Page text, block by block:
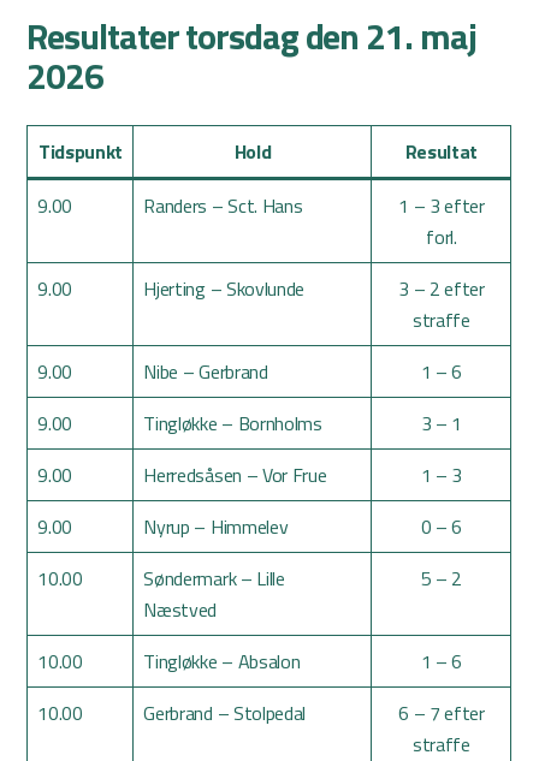
Resultater torsdag den 21. maj
2026
Tidspunkt Hold
Resultat
9.00
Randers – Sct. Hans
1 – 3 efter
forl.
9.00
Hjerting – Skovlunde
3 – 2 efter
straffe
9.00
Nibe – Gerbrand
1 – 6
9.00
Tingløkke – Bornholms
3 – 1
9.00
Herredsåsen – Vor Frue
1 – 3
9.00
Nyrup – Himmelev
0 – 6
10.00
Søndermark – Lille
Næstved
5 – 2
10.00 Tingløkke – Absalon
1 – 6
10.00
Gerbrand – Stolpedal
6 – 7 efter
straffe